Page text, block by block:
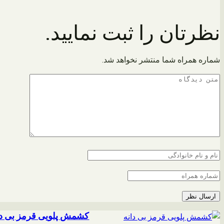
نظرتان را ثبت نمایید.
شماره همراه شما منتشر نخواهد شد.
کشمش پلویی قرمز بی